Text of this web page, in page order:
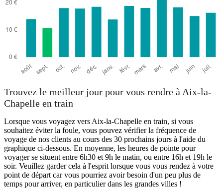
Trouvez le meilleur jour pour vous rendre à Aix-la-
Chapelle en train
Lorsque vous voyagez vers Aix-la-Chapelle en train, si vous
souhaitez éviter la foule, vous pouvez vérifier la fréquence de
voyage de nos clients au cours des 30 prochains jours à l'aide du
graphique ci-dessous. En moyenne, les heures de pointe pour
voyager se situent entre 6h30 et 9h le matin, ou entre 16h et 19h le
soir. Veuillez garder cela à l'esprit lorsque vous vous rendez à votre
point de départ car vous pourriez avoir besoin d'un peu plus de
temps pour arriver, en particulier dans les grandes villes !